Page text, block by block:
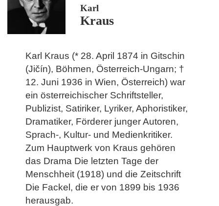
Karl
Kraus
Karl Kraus (* 28. April 1874 in Gitschin
(Jičín), Böhmen, Österreich-Ungarn; †
12. Juni 1936 in Wien, Österreich) war
ein österreichischer Schriftsteller,
Publizist, Satiriker, Lyriker, Aphoristiker,
Dramatiker, Förderer junger Autoren,
Sprach-, Kultur- und Medienkritiker.
Zum Hauptwerk von Kraus gehören
das Drama Die letzten Tage der
Menschheit (1918) und die Zeitschrift
Die Fackel, die er von 1899 bis 1936
herausgab.